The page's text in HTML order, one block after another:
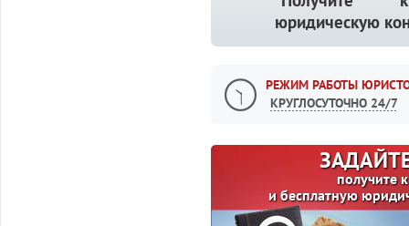
юридическую
РЕЖИМ РАБОТЫ
КРУГЛОСУТОЧНО 24/7
получите
и бесплатную